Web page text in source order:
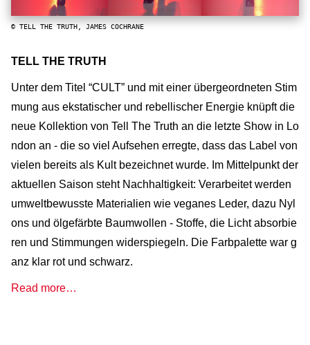
© TELL THE TRUTH, JAMES COCHRANE
TELL THE TRUTH
Unter dem Titel “CULT” und mit einer übergeordneten Stim
mung aus ekstatischer und rebellischer Energie knüpft die
neue Kollektion von Tell The Truth an die letzte Show in Lo
ndon an - die so viel Aufsehen erregte, dass das Label von
vielen bereits als Kult bezeichnet wurde. Im Mittelpunkt der
aktuellen Saison steht Nachhaltigkeit: Verarbeitet werden
umweltbewusste Materialien wie veganes Leder, dazu Nyl
ons und ölgefärbte Baumwollen - Stoffe, die Licht absorbie
ren und Stimmungen widerspiegeln. Die Farbpalette war g
anz klar rot und schwarz.
Read more…